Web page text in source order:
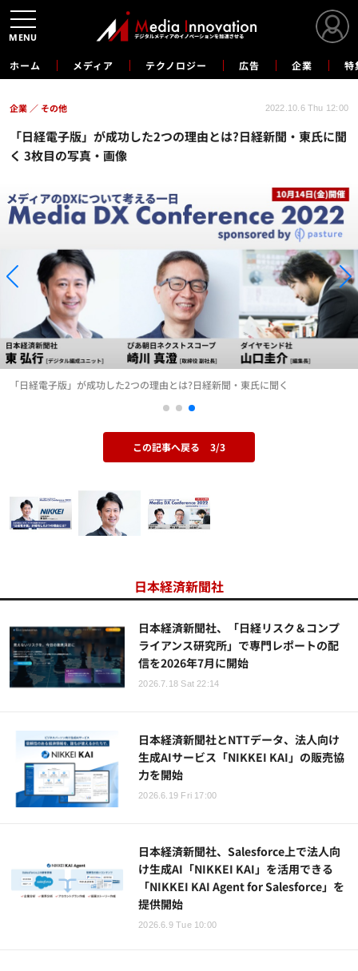
ホーム メディア テクノロジー 広告 企業 特
「日経電子版」が成功した2つの理由とは?日経新聞・東氏に聞
く 3枚目の写真・画像
企業 その他 2022.10.6 Thu 12:00
「日経電子版」が成功した2つの理由とは?日経新聞・東氏に聞く
この記事へ戻る 3/3
日本経済新聞社
日本経済新聞社、「日経リスク＆コンプ
ライアンス研究所」で専門レポートの配
信を2026年7月に開始
2026.7.18 Sat 22:14
日本経済新聞社とNTTデータ、法人向け
生成AIサービス「NIKKEI KAI」の販売協
力を開始
2026.6.19 Fri 17:00
日本経済新聞社、Salesforce上で法人向
け生成AI「NIKKEI KAI」を活用できる
「NIKKEI KAI Agent for Salesforce」を
提供開始
2026.6.9 Tue 10:00
MENU